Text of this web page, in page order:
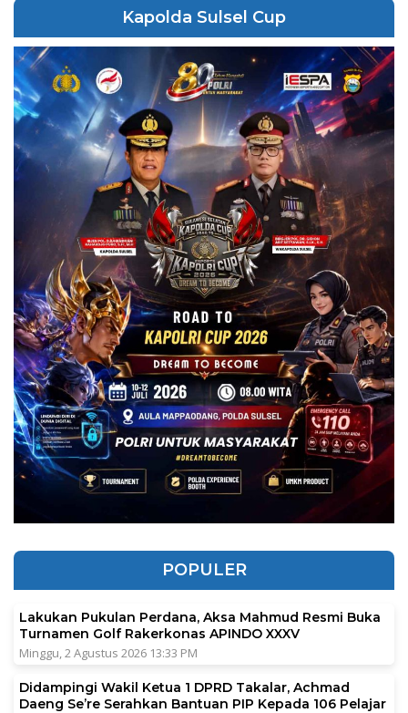
Kapolda Sulsel Cup
POPULER
Lakukan Pukulan Perdana, Aksa Mahmud Resmi Buka
Turnamen Golf Rakerkonas APINDO XXXV
Minggu, 2 Agustus 2026 13:33 PM
Didampingi Wakil Ketua 1 DPRD Takalar, Achmad
Daeng Se’re Serahkan Bantuan PIP Kepada 106 Pelajar